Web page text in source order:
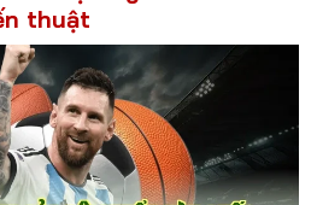
thuật